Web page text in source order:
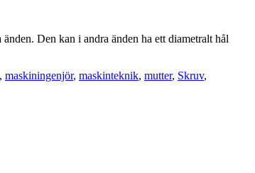
Den kan i andra änden ha ett diametralt hål
, maskiningenjör, maskinteknik, mutter, Skruv,